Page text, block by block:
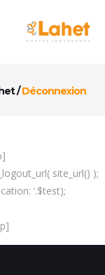
/Déconnexion
site_url() );
‘.$test);